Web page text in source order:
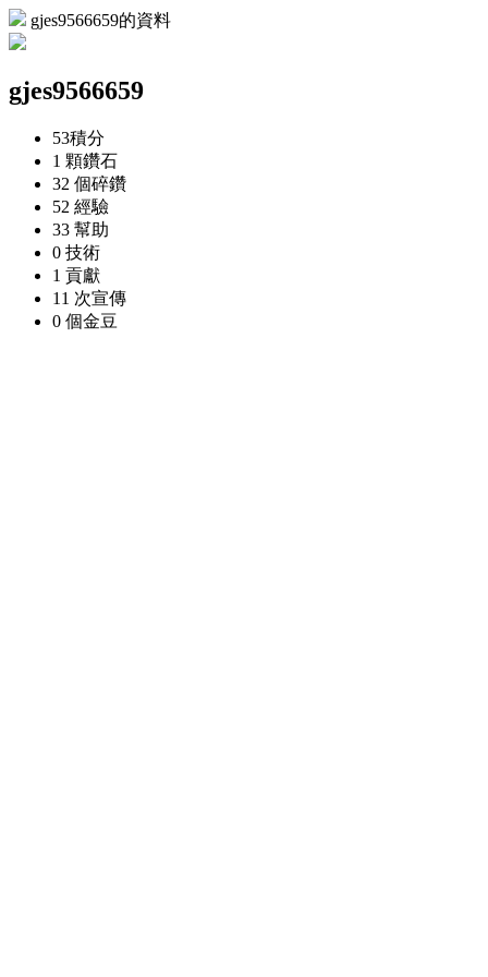
gjes9566659的資料
gjes9566659
53積分
1 顆鑽石
32 個碎鑽
52 經驗
33 幫助
0 技術
1 貢獻
11 次宣傳
0 個金豆